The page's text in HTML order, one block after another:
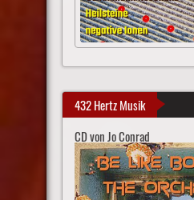
432 Hertz Musik
CD von Jo Conrad